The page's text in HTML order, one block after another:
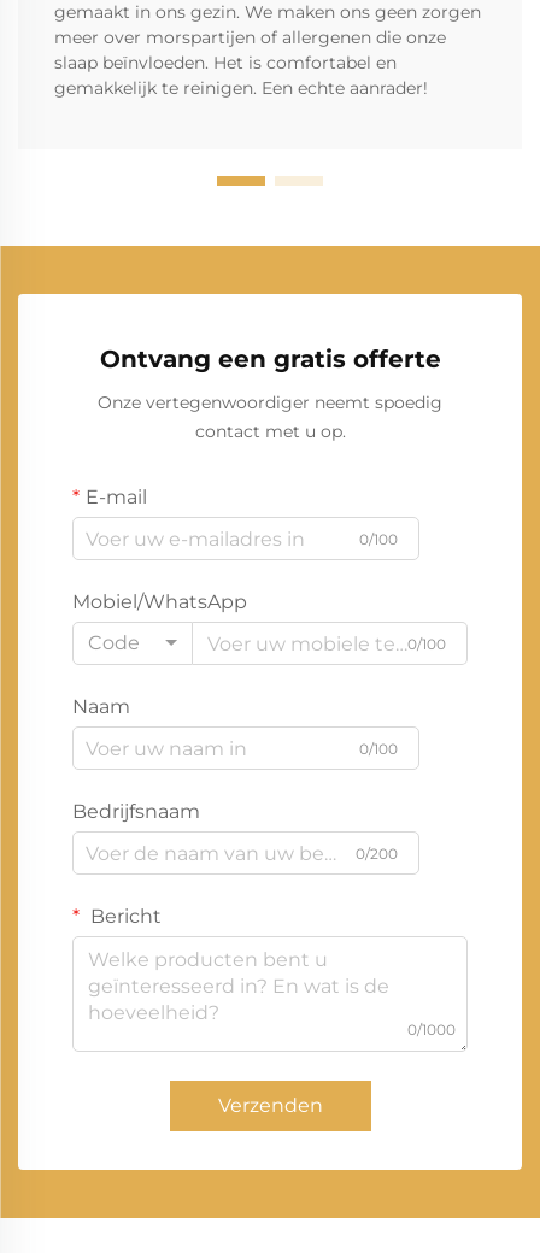
gemaakt in ons gezin. We maken ons geen zorgen
meer over morspartijen of allergenen die onze
slaap beïnvloeden. Het is comfortabel en
gemakkelijk te reinigen. Een echte aanrader!
Ontvang een gratis offerte
Onze vertegenwoordiger neemt spoedig
contact met u op.
E-mail
0/100
Mobiel/WhatsApp
Code
0/100
Naam
0/100
Bedrijfsnaam
0/200
Bericht
0/1000
Verzenden